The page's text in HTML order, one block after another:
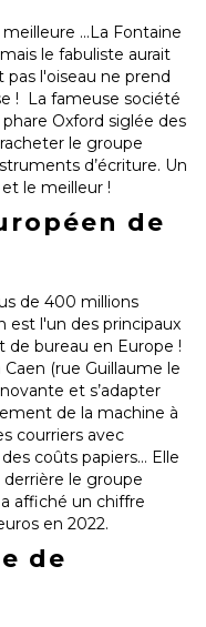
...La Fontaine
le fabuliste aurait
l'oiseau ne prend
! La fameuse société
Oxford siglée des
le groupe
d’écriture. Un
le meilleur !
de
de 400 millions
est l'un des principaux
de bureau en Europe !
(rue Guillaume le
et s’adapter
de la machine à
courriers avec
coûts papiers… Elle
derrière le groupe
affiché un chiffre
en 2022.
de